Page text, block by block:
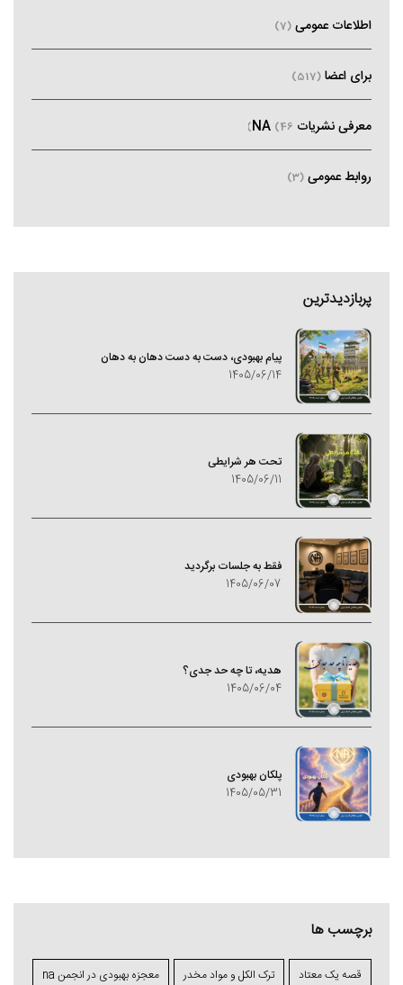
اطلاعات عمومی (7)
برای اعضا (517)
معرفی نشریات NA (46)
روابط عمومی (3)
پربازدیدترین
پیام بهبودی، دست به دست دهان به دهان
1405/06/14
تحت هر شرایطی
1405/06/11
فقط به جلسات برگردید
1405/06/07
هدیه، تا چه حد جدی؟
1405/06/04
پلکان بهبودی
1405/05/31
برچسب ها
قصه یک معتاد ترک الکل و مواد مخدر معجزه بهبودی در انجمن na